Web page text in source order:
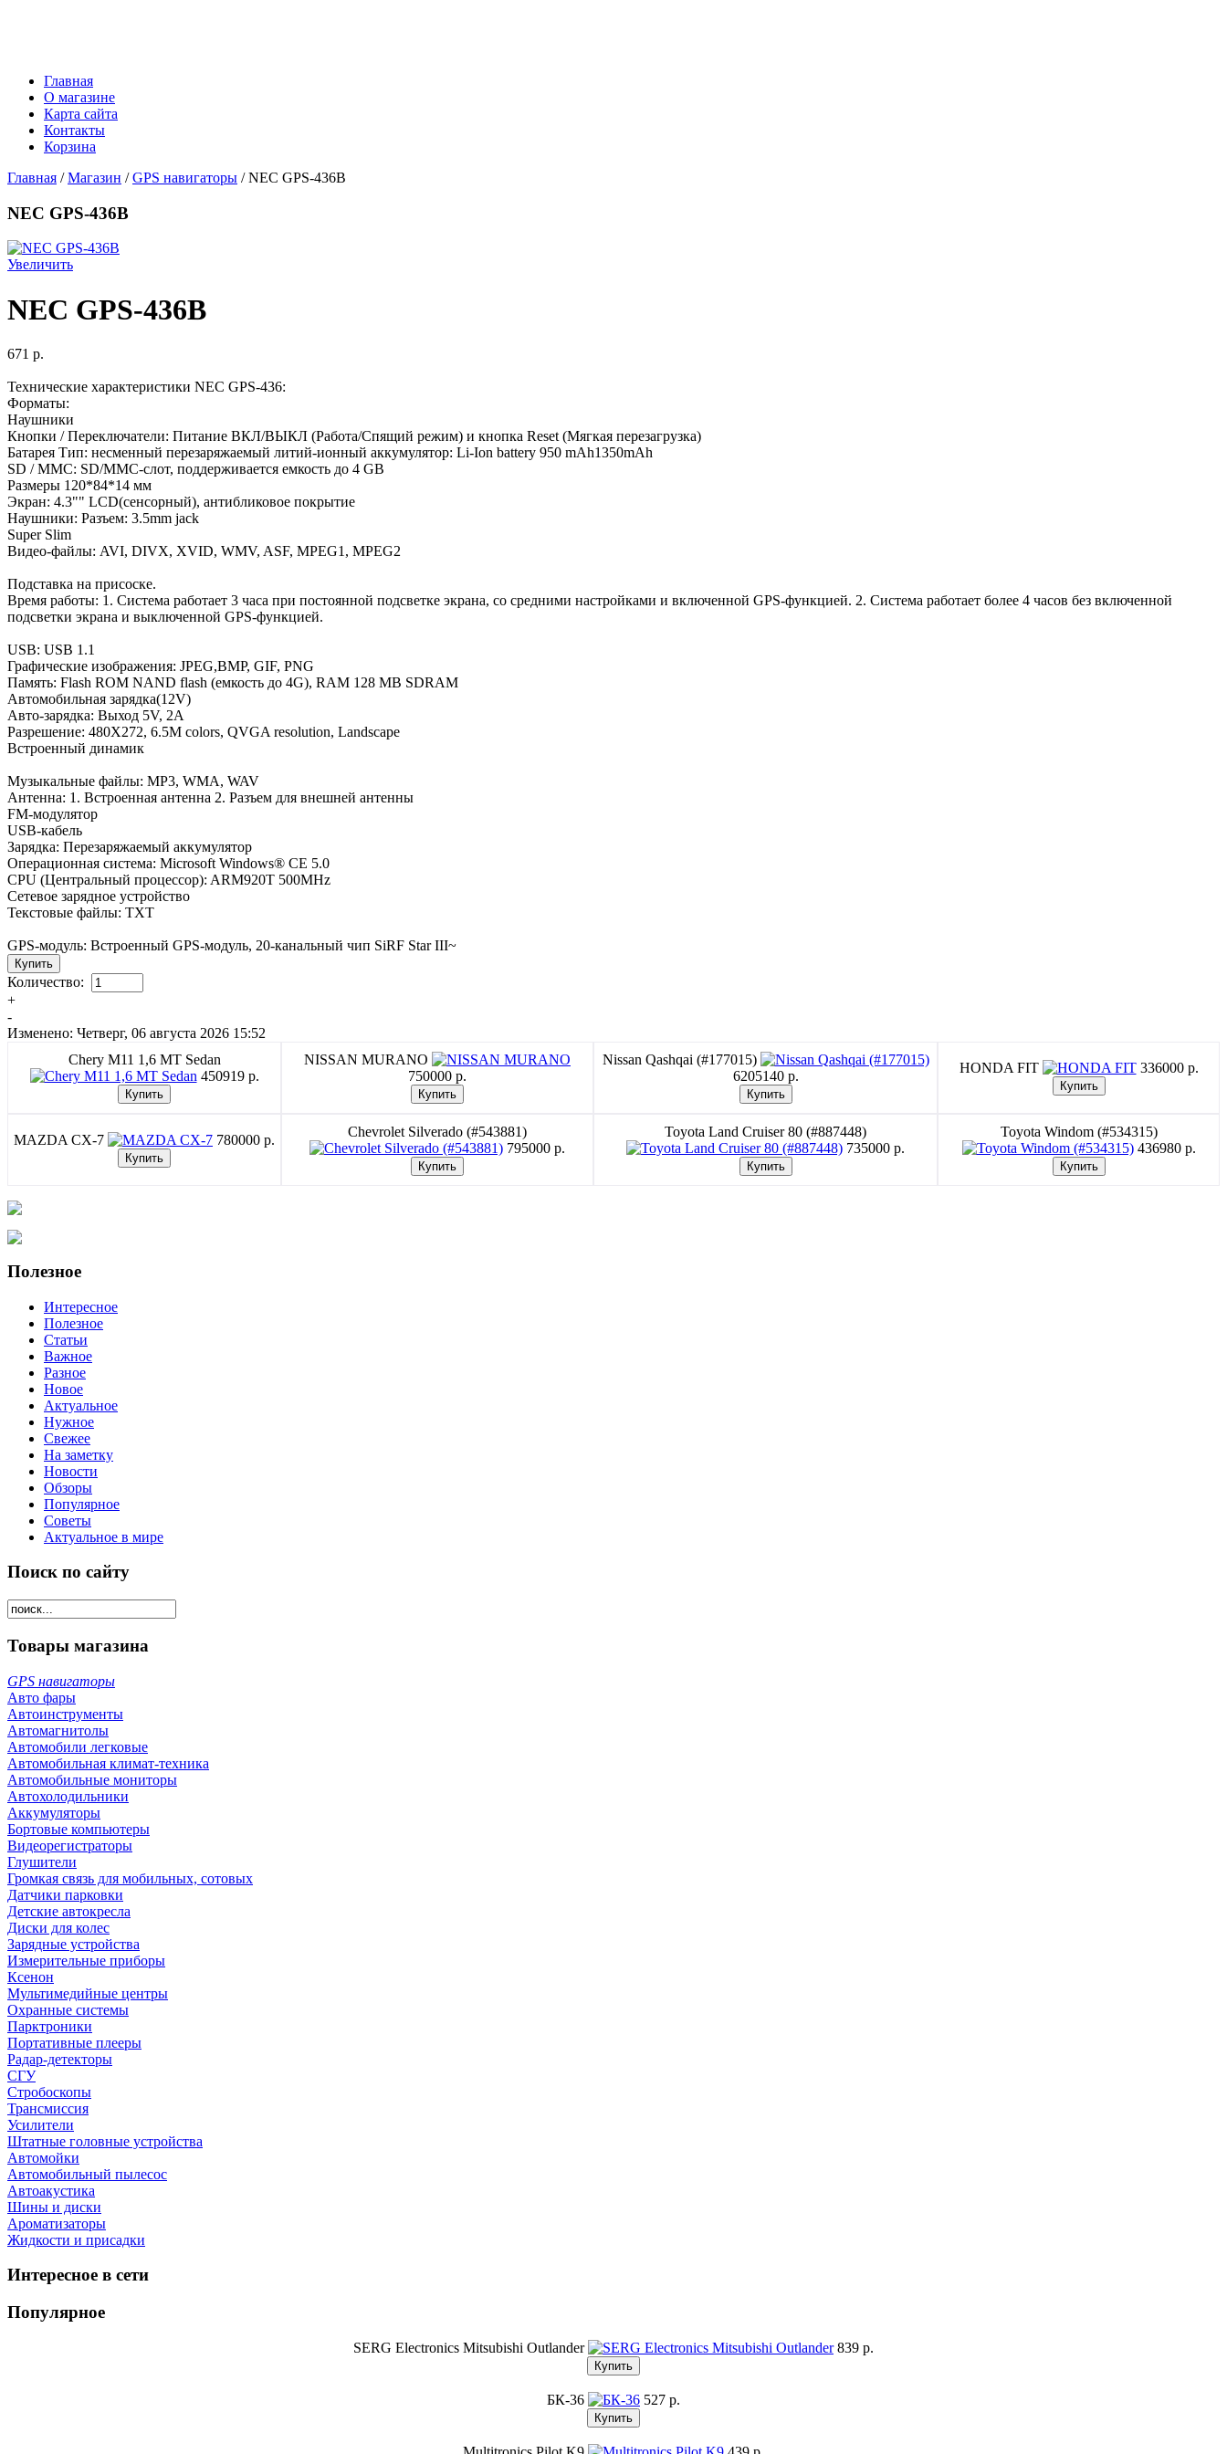
Главная
О магазине
Карта сайта
Контакты
Корзина
Главная /Магазин /GPS навигаторы / NEC GPS-436B
NEC GPS-436B
Увеличить
NEC GPS-436B
671 p.
Технические характеристики NEC GPS-436:
Форматы:
Наушники
Кнопки / Переключатели: Питание ВКЛ/ВЫКЛ (Работа/Спящий режим) и кнопка Reset (Мягкая перезагрузка)
Батарея Тип: несменный перезаряжаемый литий-ионный аккумулятор: Li-Ion battery 950 mAh1350mAh
SD / MMC: SD/MMC-слот, поддерживается емкость до 4 GB
Размеры 120*84*14 мм
Экран: 4.3"" LCD(сенсорный), антибликовое покрытие
Наушники: Разъем: 3.5mm jack
Super Slim
Видео-файлы: AVI, DIVX, XVID, WMV, ASF, MPEG1, MPEG2
Подставка на присоске.
Время работы: 1. Система работает 3 часа при постоянной подсветке экрана, со средними настройками и включенной GPS-функцией. 2. Система работает более 4 часов без включенной
подсветки экрана и выключенной GPS-функцией.
USB: USB 1.1
Графические изображения: JPEG,BMP, GIF, PNG
Память: Flash ROM NAND flash (емкость до 4G), RAM 128 MB SDRAM
Автомобильная зарядка(12V)
Авто-зарядка: Выход 5V, 2A
Разрешение: 480X272, 6.5M colors, QVGA resolution, Landscape
Встроенный динамик
Музыкальные файлы: MP3, WMA, WAV
Антенна: 1. Встроенная антенна 2. Разъем для внешней антенны
FM-модулятор
USB-кабель
Зарядка: Перезаряжаемый аккумулятор
Операционная система: Microsoft Windows® CE 5.0
CPU (Центральный процессор): ARM920T 500MHz
Сетевое зарядное устройство
Текстовые файлы: TXT
GPS-модуль: Встроенный GPS-модуль, 20-канальный чип SiRF Star III~
Количество:
+
-
Изменено: Четверг, 06 августа 2026 15:52
Chery M11 1,6 MT Sedan
450919 p.
NISSAN MURANO
750000 p.
Nissan Qashqai (#177015)
6205140 p.
HONDA FIT 336000 p.
MAZDA CX-7 780000 p.
Chevrolet Silverado (#543881)
795000 p.
Toyota Land Cruiser 80 (#887448)
735000 p.
Toyota Windom (#534315)
436980 p.
Полезное
Интересное
Полезное
Статьи
Важное
Разное
Новое
Актуальное
Нужное
Свежее
На заметку
Новости
Обзоры
Популярное
Советы
Актуальное в мире
Поиск по сайту
Товары магазина
GPS навигаторы
Авто фары
Автоинструменты
Автомагнитолы
Автомобили легковые
Автомобильная климат-техника
Автомобильные мониторы
Автохолодильники
Аккумуляторы
Бортовые компьютеры
Видеорегистраторы
Глушители
Громкая связь для мобильных, сотовых
Датчики парковки
Детские автокресла
Диски для колес
Зарядные устройства
Измерительные приборы
Ксенон
Мультимедийные центры
Охранные системы
Парктроники
Портативные плееры
Радар-детекторы
СГУ
Стробоскопы
Трансмиссия
Усилители
Штатные головные устройства
Автомойки
Автомобильный пылесос
Автоакустика
Шины и диски
Ароматизаторы
Жидкости и присадки
Интересное в сети
Популярное
SERG Electronics Mitsubishi Outlander 839 p.
БК-36 527 p.